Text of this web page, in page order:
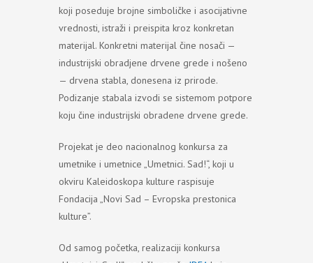
koji poseduje brojne simboličke i asocijativne
vrednosti, istraži i preispita kroz konkretan
materijal. Konkretni materijal čine nosači —
industrijski obradjene dгvene grede i nošeno
— drvena stabla, donesena iz prirode.
Podizanje stabala izvodi se sistemom potpore
koju čine industrijski obradene drvene grede.
Projekat je deo nacionalnog konkursa za
umetnike i umetnice „Umetnici. Sad!“, koji u
okviru Kaleidoskopa kulture raspisuje
Fondacija „Novi Sad – Evropska prestonica
kulture”.
Od samog početka, realizaciji konkursa